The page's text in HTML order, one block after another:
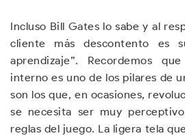
Incluso Bill Gates lo sabe y al
cliente más descontento es
aprendizaje”. Recordemos
interno es uno de los pilares de
son los que, en ocasiones,
se necesita ser muy
reglas del juego. La ligera tela